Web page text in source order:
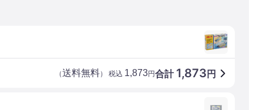
合計 1,873 円
（送料無料） 税込 1,873円